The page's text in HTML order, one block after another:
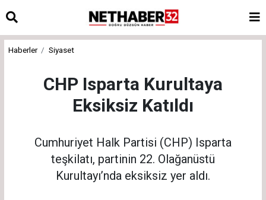
Haberler Siyaset
CHP Isparta Kurultaya
Eksiksiz Katıldı
Cumhuriyet Halk Partisi (CHP) Isparta
teşkilatı, partinin 22. Olağanüstü
Kurultayı’nda eksiksiz yer aldı.